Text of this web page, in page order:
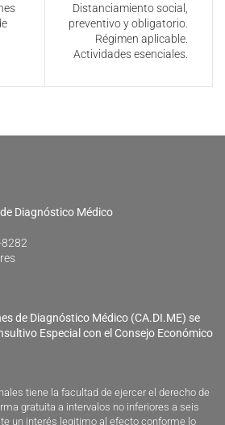
Distanciamiento social,
preventivo y obligatorio.
Régimen aplicable.
Actividades esenciales.
Diagnóstico Médico
de Diagnóstico Médico (CA.DI.ME) se
Especial con el Consejo Económico
tiene la facultad de ejercer el derecho de
gratuita a intervalos no inferiores a seis
un interés legitimo al efecto conforme lo